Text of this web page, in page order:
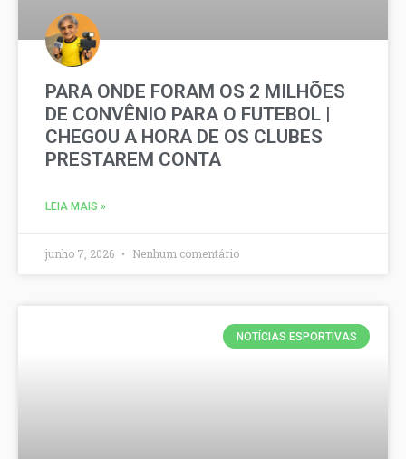
PARA ONDE FORAM OS 2 MILHÕES
DE CONVÊNIO PARA O FUTEBOL |
CHEGOU A HORA DE OS CLUBES
PRESTAREM CONTA
LEIA MAIS »
junho 7, 2026 Nenhum comentário
NOTÍCIAS ESPORTIVAS